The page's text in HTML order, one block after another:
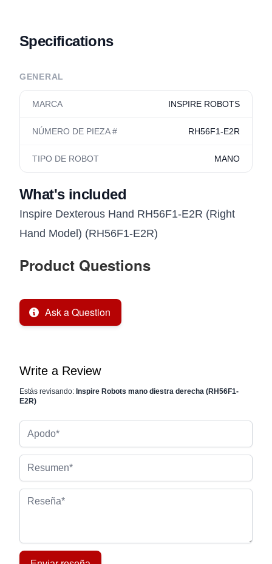
Specifications
GENERAL
MARCA INSPIRE ROBOTS
NÚMERO DE PIEZA # RH56F1-E2R
TIPO DE ROBOT MANO
What's included
Inspire Dexterous Hand RH56F1-E2R (Right
Hand Model) (RH56F1-E2R)
Product Questions
Ask a Question
Write a Review
Estás revisando: Inspire Robots mano diestra derecha (RH56F1-
E2R)
Reseña